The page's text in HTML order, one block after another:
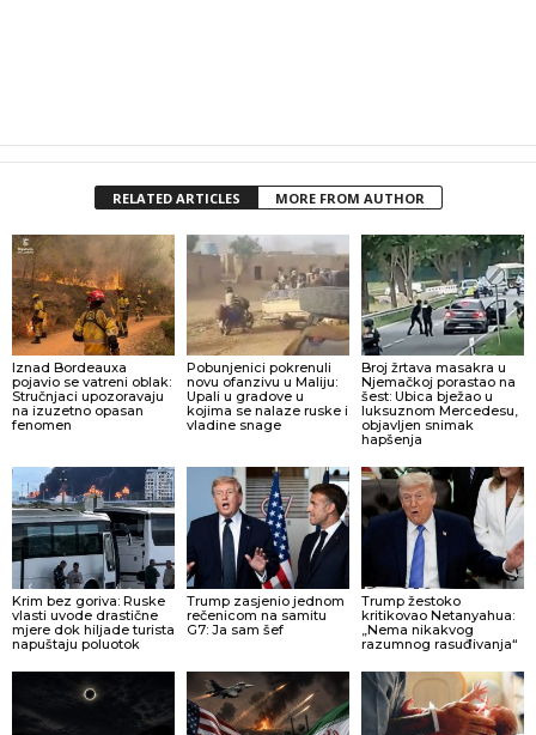
RELATED ARTICLES MORE FROM AUTHOR
Iznad Bordeauxa
pojavio se vatreni oblak:
Stručnjaci upozoravaju
na izuzetno opasan
fenomen
Pobunjenici pokrenuli
novu ofanzivu u Maliju:
Upali u gradove u
kojima se nalaze ruske i
vladine snage
Broj žrtava masakra u
Njemačkoj porastao na
šest: Ubica bježao u
luksuznom Mercedesu,
objavljen snimak
hapšenja
Krim bez goriva: Ruske
vlasti uvode drastične
mjere dok hiljade turista
napuštaju poluotok
Trump zasjenio jednom
rečenicom na samitu
G7: Ja sam šef
Trump žestoko
kritikovao Netanyahua:
„Nema nikakvog
razumnog rasuđivanja“